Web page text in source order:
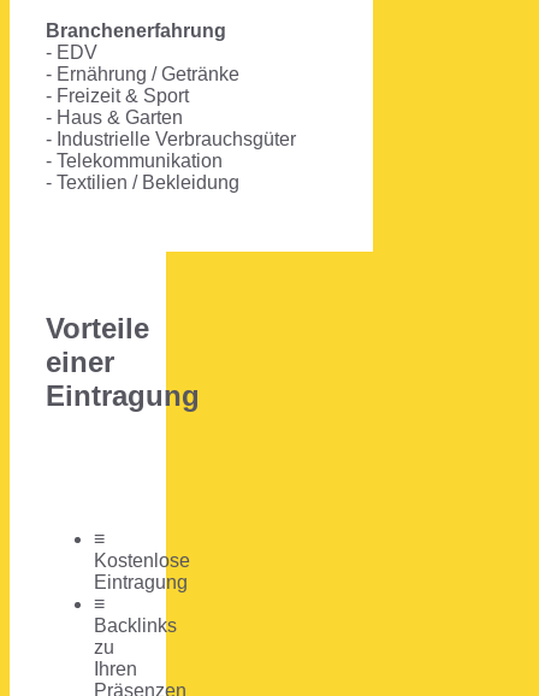
Branchenerfahrung
- EDV
- Ernährung / Getränke
- Freizeit & Sport
- Haus & Garten
- Industrielle Verbrauchsgüter
- Telekommunikation
- Textilien / Bekleidung
Vorteile
einer
Eintragung
≡
Kostenlose
Eintragung
≡
Backlinks
zu
Ihren
Präsenzen